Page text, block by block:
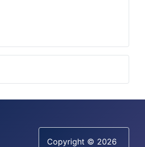
Copyright © 2026